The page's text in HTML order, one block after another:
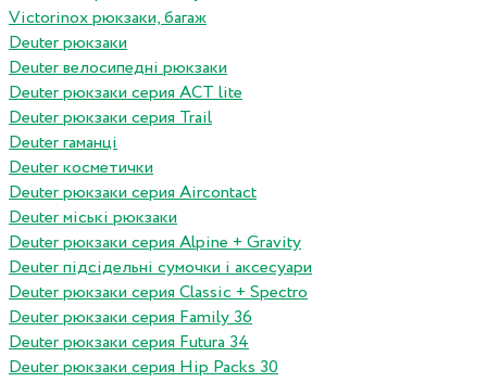
Victorinox рюкзаки, багаж
Deuter рюкзаки
Deuter велосипедні рюкзаки
Deuter рюкзаки серия ACT lite
Deuter рюкзаки серия Trail
Deuter гаманці
Deuter косметички
Deuter рюкзаки серия Aircontact
Deuter міські рюкзаки
Deuter рюкзаки серия Alpine + Gravity
Deuter підсідельні сумочки і аксесуари
Deuter рюкзаки серия Classic + Spectro
Deuter рюкзаки серия Family 36
Deuter рюкзаки серия Futura 34
Deuter рюкзаки серия Hip Packs 30